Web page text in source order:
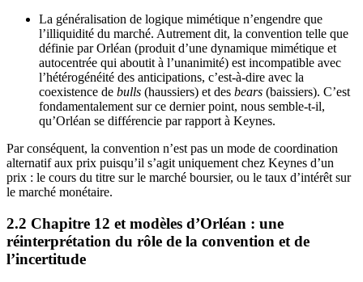
La généralisation de logique mimétique n’engendre que
l’illiquidité du marché. Autrement dit, la convention telle que
définie par Orléan (produit d’une dynamique mimétique et
autocentrée qui aboutit à l’unanimité) est incompatible avec
l’hétérogénéité des anticipations, c’est-à-dire avec la
coexistence de bulls (haussiers) et des bears (baissiers). C’est
fondamentalement sur ce dernier point, nous semble-t-il,
qu’Orléan se différencie par rapport à Keynes.
Par conséquent, la convention n’est pas un mode de coordination
alternatif aux prix puisqu’il s’agit uniquement chez Keynes d’un
prix : le cours du titre sur le marché boursier, ou le taux d’intérêt sur
le marché monétaire.
2.2 Chapitre 12 et modèles d’Orléan : une
réinterprétation du rôle de la convention et de
l’incertitude